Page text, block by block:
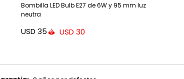
Bombilla LED Bulb E27 de 6W y 95 mm luz
neutra
USD 35 USD 30